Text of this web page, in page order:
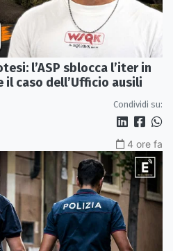
l’ASP sblocca l’iter in
il caso dell’Ufficio ausili
Condividi su:
4 ore fa